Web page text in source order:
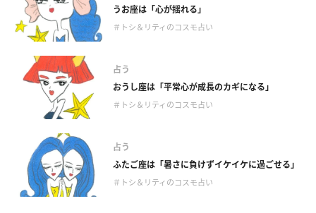
うお座は「心が揺れる」
＃トシ＆リティのコスモ占い
占う
おうし座は「平常心が成長のカギになる」
＃トシ＆リティのコスモ占い
占う
ふたご座は「暑さに負けずイケイケに過ごせる」
＃トシ＆リティのコスモ占い